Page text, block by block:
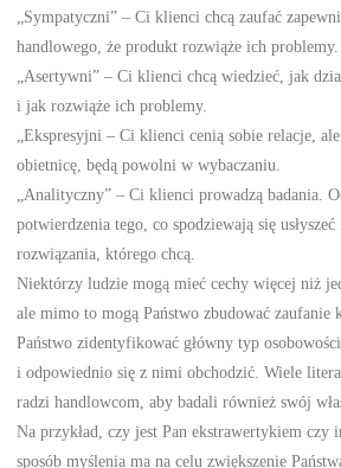
„Sympatyczni” – Ci klienci chcą zaufać
handlowego, że produkt rozwiąże ich problemy.
„Asertywni” – Ci klienci chcą wiedzieć, jak
i jak rozwiąże ich problemy.
„Ekspresyjni – Ci klienci cenią sobie relacje,
obietnicę, będą powolni w wybaczaniu.
„Analityczny” – Ci klienci prowadzą badania.
potwierdzenia tego, co spodziewają się
rozwiązania, którego chcą.
Niektórzy ludzie mogą mieć cechy więcej niż
ale mimo to mogą Państwo zbudować
Państwo zidentyfikować główny typ
i odpowiednio się z nimi obchodzić. Wiele
radzi handlowcom, aby badali również swój
Na przykład, czy jest Pan ekstrawertykiem czy
sposób myślenia ma na celu zwiększenie